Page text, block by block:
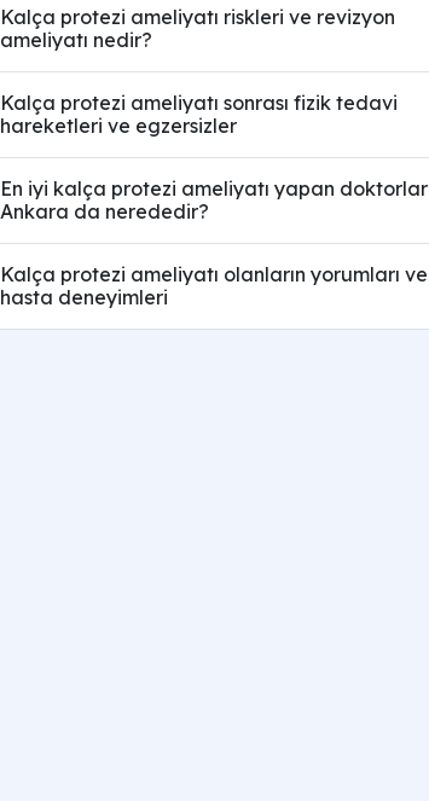
Kalça protezi ameliyatı riskleri ve revizyon
ameliyatı nedir?
Kalça protezi ameliyatı sonrası fizik tedavi
hareketleri ve egzersizler
En iyi kalça protezi ameliyatı yapan doktorlar
Ankara da nerededir?
Kalça protezi ameliyatı olanların yorumları ve
hasta deneyimleri